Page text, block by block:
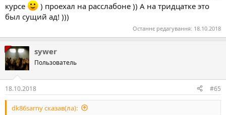
курсе
) проехал на расслабоне )) А на тридцатке это
был сущий ад! )))
Останнє редагування: 18.10.2018
sywer
Пользователь
18.10.2018 #65
dk86sarny сказав(ла):